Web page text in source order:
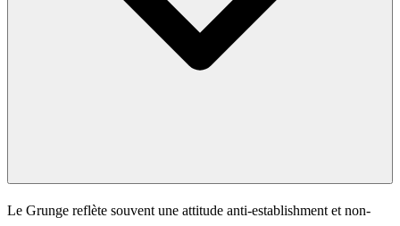
Le Grunge reflète souvent une attitude anti-establishment et non-